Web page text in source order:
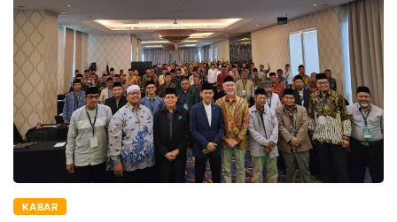
KABAR